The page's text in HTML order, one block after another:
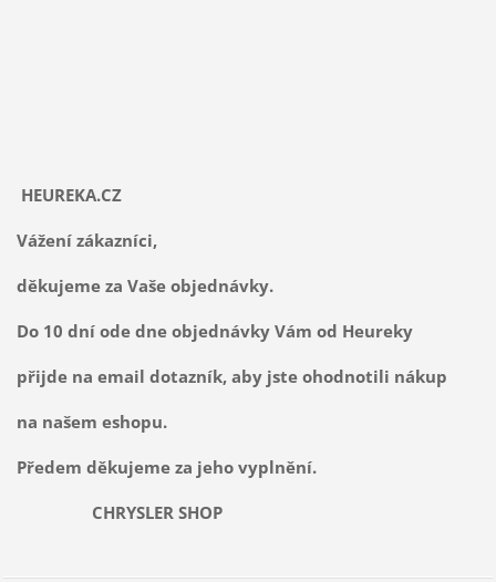
HEUREKA.CZ
Vážení zákazníci,
děkujeme za Vaše objednávky.
Do 10 dní ode dne objednávky Vám od Heureky
přijde na email dotazník, aby jste ohodnotili nákup
na našem eshopu.
Předem děkujeme za jeho vyplnění.
CHRYSLER SHOP